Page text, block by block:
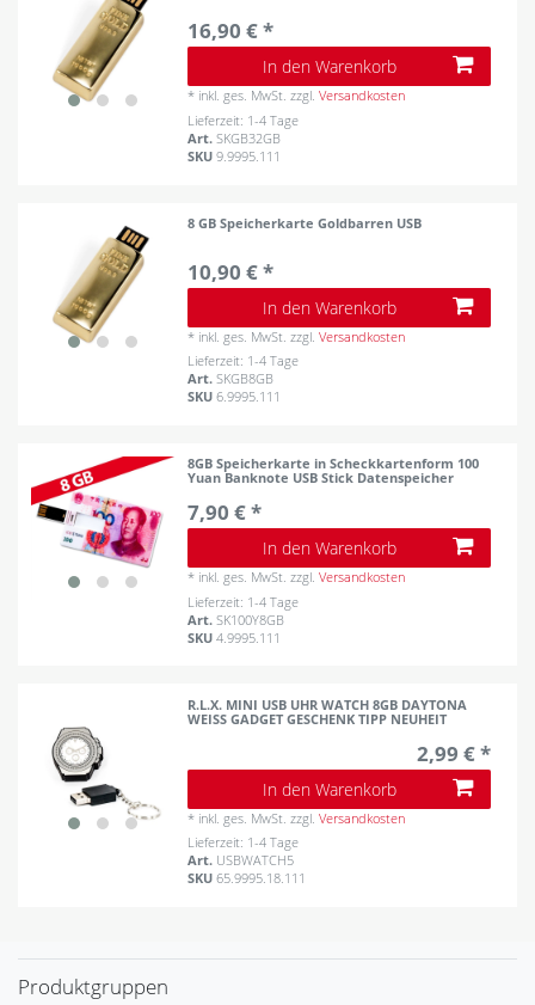
16,90 € *
In den Warenkorb
* inkl. ges. MwSt. zzgl.Versandkosten
Lieferzeit: 1-4 Tage
Art.SKGB32GB
SKU9.9995.111
8 GB Speicherkarte Goldbarren USB
10,90 € *
In den Warenkorb
* inkl. ges. MwSt. zzgl.Versandkosten
Lieferzeit: 1-4 Tage
Art.SKGB8GB
SKU6.9995.111
8GB Speicherkarte in Scheckkartenform 100
Yuan Banknote USB Stick Datenspeicher
7,90 € *
In den Warenkorb
* inkl. ges. MwSt. zzgl.Versandkosten
Lieferzeit: 1-4 Tage
Art.SK100Y8GB
SKU4.9995.111
R.L.X. MINI USB UHR WATCH 8GB DAYTONA
WEISS GADGET GESCHENK TIPP NEUHEIT
2,99 € *
In den Warenkorb
* inkl. ges. MwSt. zzgl.Versandkosten
Lieferzeit: 1-4 Tage
Art. USBWATCH5
SKU65.9995.18.111
Produktgruppen